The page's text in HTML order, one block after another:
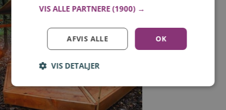
Log ind for at gemme hvad der inspirerer dig
Tilmeld
VIS ALLE PARTNERE (1900) →
OK
AFVIS ALLE
VIS DETALJER